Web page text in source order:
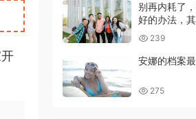
别再内耗了
好的办法，
239
安娜的档案
275